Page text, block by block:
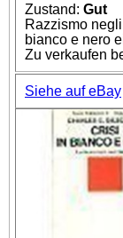
Zustand: Gut
Razzismo
bianco e nero
Zu verkaufen
Siehe auf eBay